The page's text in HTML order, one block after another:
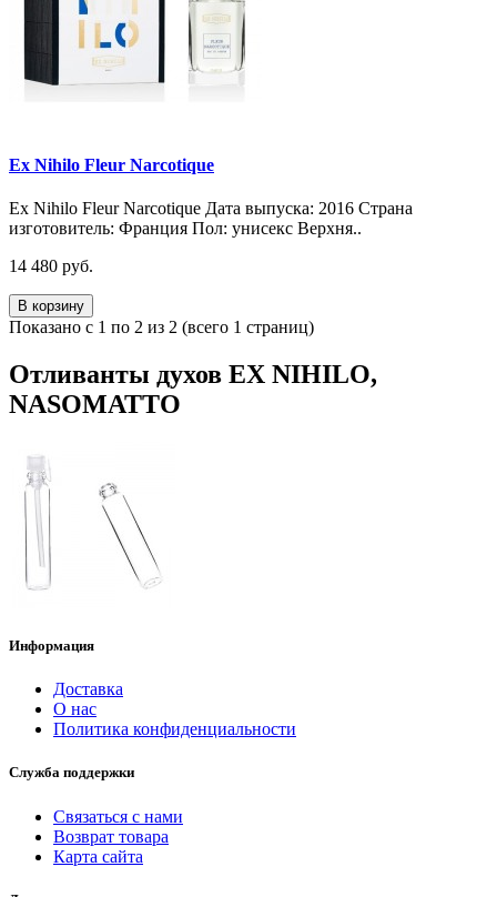
Ex Nihilo Fleur Narcotique
Ex Nihilo Fleur Narcotique Дата выпуска: 2016 Страна
изготовитель: Франция Пол: унисекс Верхня..
14 480 руб.
В корзину
Показано с 1 по 2 из 2 (всего 1 страниц)
Отливанты духов EX NIHILO,
NASOMATTO
Информация
Доставка
О нас
Политика конфиденциальности
Служба поддержки
Связаться с нами
Возврат товара
Карта сайта